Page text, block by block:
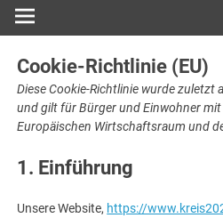
Cookie-Richtlinie (EU)
Diese Cookie-Richtlinie wurde zuletzt
und gilt für Bürger und Einwohner
Europäischen Wirtschaftsraum und
1. Einführung
Unsere Website, https://